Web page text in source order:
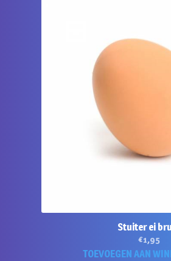
Stuiter ei
€1,95
TOEVOEGEN AAN